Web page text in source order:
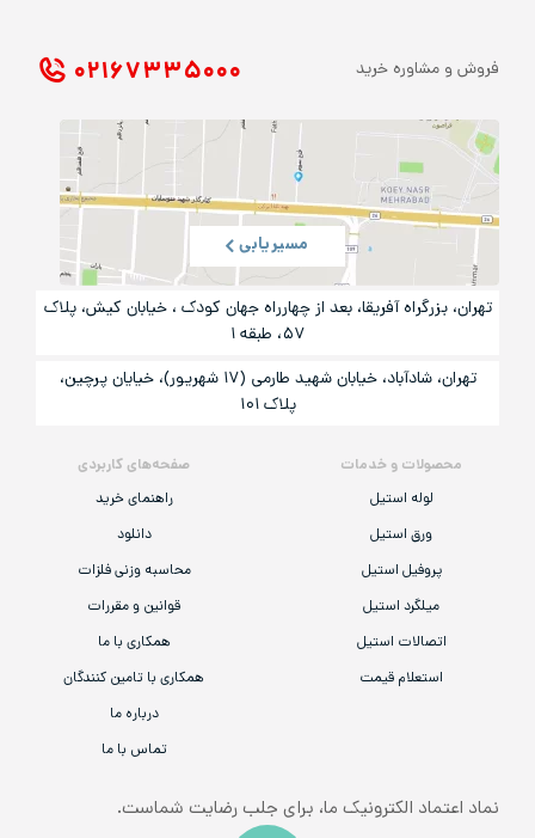
محصولات و خدمات
لوله استیل
ورق استیل
پروفیل استیل
میلگرد استیل
اتصالات استیل
استعلام قیمت
صفحه‌های کاربردی
راهنمای خرید
دانلود
محاسبه وزنی فلزات
قوانین و مقررات
همکاری با ما
همکاری با تامین کنندگان
درباره ما
تماس با ما
نماد اعتماد الکترونیک ما، برای جلب رضایت شماست.
فروش و مشاوره خرید ۰۲۱ ۶۷۳۳۵۰۰۰
مسیریابی
تهران، بزرگراه آفریقا، بعد از چهارراه جهان کودک ، خیابان کیش، پلاک
۵۷، طبقه ۱
تهران، شادآباد، خیابان شهید طارمی (۱۷ شهریور)، خیایان پرچین،
پلاک ۱۰۱